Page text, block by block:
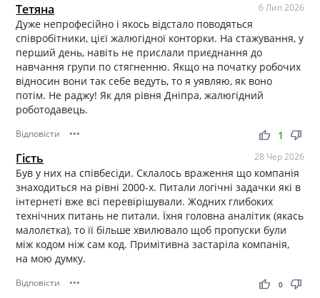
Тетяна 6 Лип 2026
Дуже непрофесійно і якось відстало поводяться
співробітники, цієї жалюгідної конторки. На стажування, у
перший день, навіть не прислали приєднання до
навчання групи по стягненню. Якщо на початку робочих
відносин вони так себе ведуть, то я уявляю, як воно
потім. Не раджу! Як для рівня Дніпра, жалюгідний
роботодавець.
Відповісти ••• thumb_up thumb_down
1
Гість 28 Чер 2026
Був у них на співбесіди. Склалось враження що компанія
знаходиться на рівні 2000-х. Питали логічні задачки які в
інтернеті вже всі перевірішували. Жодних глибоких
технічних питань не питали. Їхня головна аналітик (якась
малолєтка), то її більше хвилювало щоб пропуски були
між кодом ніж сам код. Примітивна застаріла компанія,
на мою думку.
Відповісти ••• thumb_up thumb_down
0